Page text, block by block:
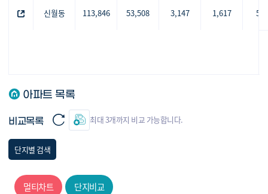
신월동 113,846 53,508 3,147 1,617
아파트 목록
비교목록 최대 3개까지 비교 가능합니다.
단지별 검색
멀티차트 단지비교